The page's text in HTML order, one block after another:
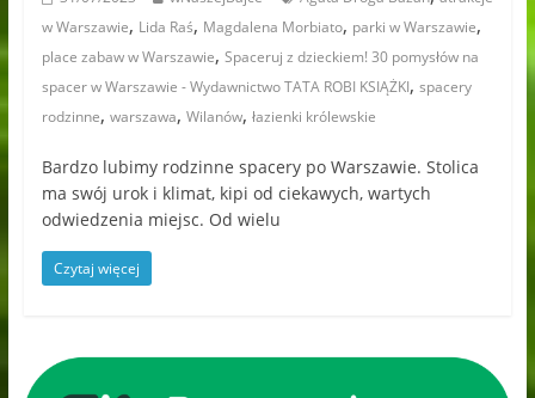
w Warszawie, Lida Raś, Magdalena Morbiato, parki w Warszawie,
place zabaw w Warszawie, Spaceruj z dzieckiem! 30 pomysłów na
spacer w Warszawie - Wydawnictwo TATA ROBI KSIĄŻKI, spacery
rodzinne, warszawa, Wilanów, łazienki królewskie
Bardzo lubimy rodzinne spacery po Warszawie. Stolica
ma swój urok i klimat, kipi od ciekawych, wartych
odwiedzenia miejsc. Od wielu
Czytaj więcej